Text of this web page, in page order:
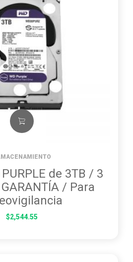
de 3TB / 3
/ Para
$2,544.55